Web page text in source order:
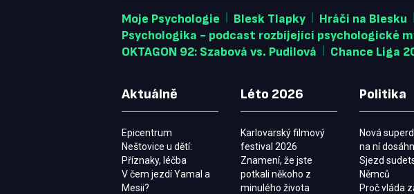
Moje Psychologie Blesk Tlapky Hráči na Blesku
Psychologika - podcast rozbíjející psychologické
OKTAGON 92: Szabová vs. Pudilová
Chance Liga
Aktuálně
Epicentrum
Neštovice u dětí:
Příznaky, léčba
V čem jezdí Yamal a
Mesii?
Léto 2026
Karlovarský filmový
festival 2026
Znamení, že jste
potkali někoho z
minulého života
Politika
Nová
na ní
Sjezd
Němců
Proč vláda